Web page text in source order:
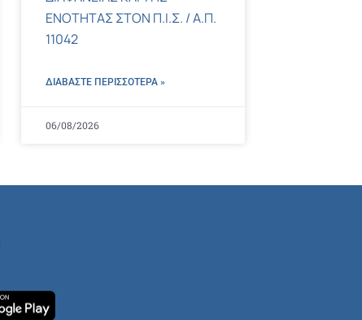
ΕΝΟΤΗΤΑΣ ΣΤΟΝ Π.Ι.Σ. / Α.Π.
11042
ΔΙΑΒΑΣΤΕ ΠΕΡΙΣΣΌΤΕΡΑ »
06/08/2026